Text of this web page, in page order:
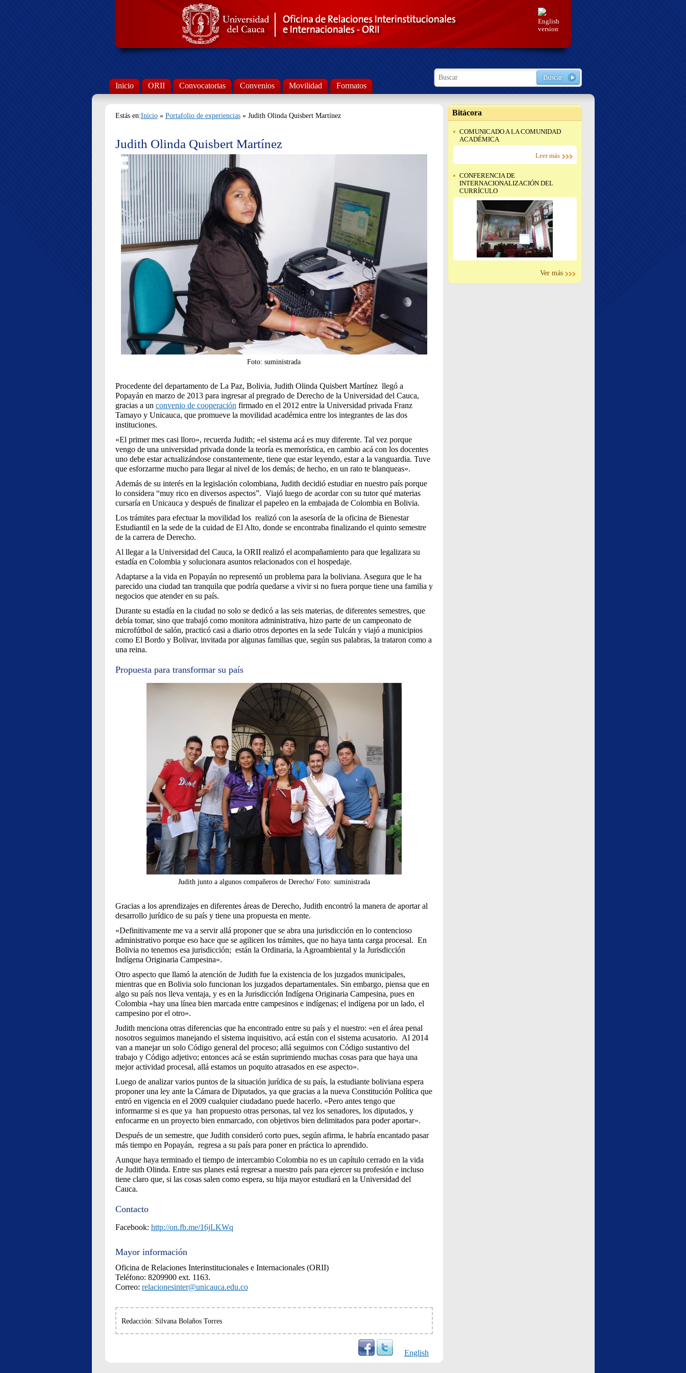
English
version
Inicio ORII Convocatorias Convenios Movilidad Formatos
Formulario de búsqueda
Buscar
Estás en:Inicio» Portafolio de experiencias» Judith Olinda Quisbert Martínez
Judith Olinda Quisbert Martínez
Foto: suministrada
Procedente del departamento de La Paz, Bolivia, Judith Olinda Quisbert Martínez llegó a
Popayán en marzo de 2013 para ingresar al pregrado de Derecho de la Universidad del Cauca,
gracias a un convenio de cooperación firmado en el 2012 entre la Universidad privada Franz
Tamayo y Unicauca, que promueve la movilidad académica entre los integrantes de las dos
instituciones.
«El primer mes casi lloro», recuerda Judith; «el sistema acá es muy diferente. Tal vez porque
vengo de una universidad privada donde la teoría es memorística, en cambio acá con los docentes
uno debe estar actualizándose constantemente, tiene que estar leyendo, estar a la vanguardia. Tuve
que esforzarme mucho para llegar al nivel de los demás; de hecho, en un rato te blanqueas».
Además de su interés en la legislación colombiana, Judith decidió estudiar en nuestro país porque
lo considera “muy rico en diversos aspectos”. Viajó luego de acordar con su tutor qué materias
cursaría en Unicauca y después de finalizar el papeleo en la embajada de Colombia en Bolivia.
Los trámites para efectuar la movilidad los realizó con la asesoría de la oficina de Bienestar
Estudiantil en la sede de la cuidad de El Alto, donde se encontraba finalizando el quinto semestre
de la carrera de Derecho.
Al llegar a la Universidad del Cauca, la ORII realizó el acompañamiento para que legalizara su
estadía en Colombia y solucionara asuntos relacionados con el hospedaje.
Adaptarse a la vida en Popayán no representó un problema para la boliviana. Asegura que le ha
parecido una ciudad tan tranquila que podría quedarse a vivir si no fuera porque tiene una familia y
negocios que atender en su país.
Durante su estadía en la ciudad no solo se dedicó a las seis materias, de diferentes semestres, que
debía tomar, sino que trabajó como monitora administrativa, hizo parte de un campeonato de
microfútbol de salón, practicó casi a diario otros deportes en la sede Tulcán y viajó a municipios
como El Bordo y Bolivar, invitada por algunas familias que, según sus palabras, la trataron como a
una reina.
Propuesta para transformar su país
Judith junto a algunos compañeros de Derecho/ Foto: suministrada
Gracias a los aprendizajes en diferentes áreas de Derecho, Judith encontró la manera de aportar al
desarrollo jurídico de su país y tiene una propuesta en mente.
«Definitivamente me va a servir allá proponer que se abra una jurisdicción en lo contencioso
administrativo porque eso hace que se agilicen los trámites, que no haya tanta carga procesal. En
Bolivia no tenemos esa jurisdicción; están la Ordinaria, la Agroambiental y la Jurisdicción
Indígena Originaria Campesina».
Otro aspecto que llamó la atención de Judith fue la existencia de los juzgados municipales,
mientras que en Bolivia solo funcionan los juzgados departamentales. Sin embargo, piensa que en
algo su país nos lleva ventaja, y es en la Jurisdicción Indígena Originaria Campesina, pues en
Colombia «hay una línea bien marcada entre campesinos e indígenas; el indígena por un lado, el
campesino por el otro».
Judith menciona otras diferencias que ha encontrado entre su país y el nuestro: «en el área penal
nosotros seguimos manejando el sistema inquisitivo, acá están con el sistema acusatorio. Al 2014
van a manejar un solo Código general del proceso; allá seguimos con Código sustantivo del
trabajo y Código adjetivo; entonces acá se están suprimiendo muchas cosas para que haya una
mejor actividad procesal, allá estamos un poquito atrasados en ese aspecto».
Luego de analizar varios puntos de la situación jurídica de su país, la estudiante boliviana espera
proponer una ley ante la Cámara de Diputados, ya que gracias a la nueva Constitución Política que
entró en vigencia en el 2009 cualquier ciudadano puede hacerlo. «Pero antes tengo que
informarme si es que ya han propuesto otras personas, tal vez los senadores, los diputados, y
enfocarme en un proyecto bien enmarcado, con objetivos bien delimitados para poder aportar».
Después de un semestre, que Judith consideró corto pues, según afirma, le habría encantado pasar
más tiempo en Popayán, regresa a su país para poner en práctica lo aprendido.
Aunque haya terminado el tiempo de intercambio Colombia no es un capítulo cerrado en la vida
de Judith Olinda. Entre sus planes está regresar a nuestro país para ejercer su profesión e incluso
tiene claro que, si las cosas salen como espera, su hija mayor estudiará en la Universidad del
Cauca.
Contacto
Facebook: http://on.fb.me/16jLKWq
Mayor información
Oficina de Relaciones Interinstitucionales e Internacionales (ORII)
Teléfono: 8209900 ext. 1163.
Correo: relacionesinter@unicauca.edu.co
Redacción: Silvana Bolaños Torres
English
Bitácora
COMUNICADO A LA COMUNIDAD
ACADÉMICA
Leer más
CONFERENCIA DE
INTERNACIONALIZACIÓN DEL
CURRÍCULO
Ver más